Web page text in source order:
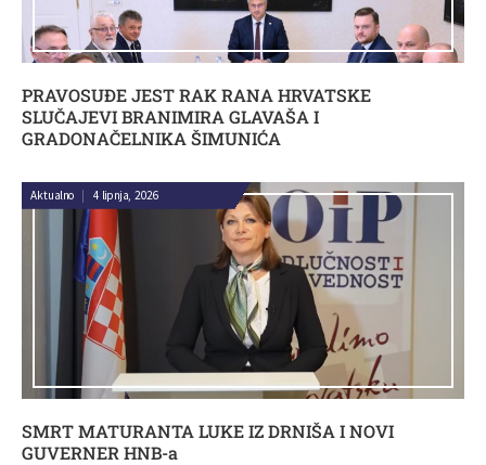
PRAVOSUĐE JEST RAK RANA HRVATSKE
SLUČAJEVI BRANIMIRA GLAVAŠA I
GRADONAČELNIKA ŠIMUNIĆA
SMRT MATURANTA LUKE IZ DRNIŠA I NOVI
GUVERNER HNB-a
Aktualno | 4 lipnja, 2026